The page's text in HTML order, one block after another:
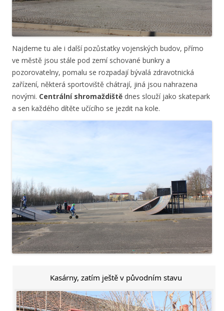
Najdeme tu ale i další pozůstatky vojenských budov, přímo
ve městě jsou stále pod zemí schované bunkry a
pozorovatelny, pomalu se rozpadají bývalá zdravotnická
zařízení, některá sportoviště chátrají, jiná jsou nahrazena
novými. Centrální shromaždiště dnes slouží jako skatepark
a sen každého dítěte učícího se jezdit na kole.
Kasárny, zatím ještě v původním stavu